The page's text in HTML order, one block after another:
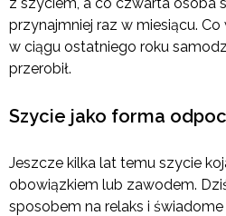
przynajmniej raz w miesiącu.
w ciągu ostatniego roku
przerobił.
Szycie jako forma
Jeszcze kilka lat temu szycie
obowiązkiem lub zawodem.
sposobem na relaks i